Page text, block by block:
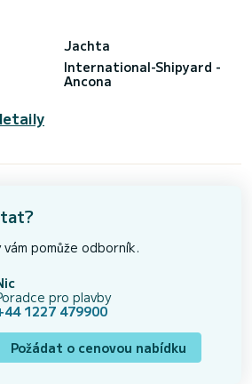
Jachta
International-Shipyard -
Ancona
pomůže odborník.
pro plavby
1227 479900
Požádat o cenovou nabídku